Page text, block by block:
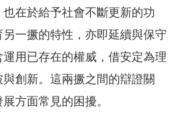
在於給予社會不斷更新的功
一撅的特性，亦即延續與保守
用已存在的權威，借安定為理
創新。這兩撅之間的辯證關
方面常見的困擾。